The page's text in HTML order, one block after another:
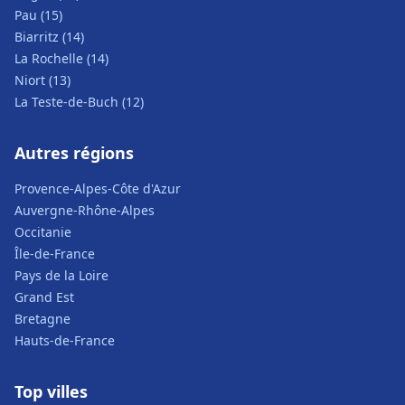
Pau (15)
Biarritz (14)
La Rochelle (14)
Niort (13)
La Teste-de-Buch (12)
Autres régions
Provence-Alpes-Côte d'Azur
Auvergne-Rhône-Alpes
Occitanie
Île-de-France
Pays de la Loire
Grand Est
Bretagne
Hauts-de-France
Top villes